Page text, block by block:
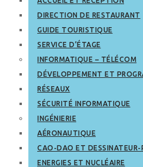
DIRECTION DE RESTAURANT
GUIDE TOURISTIQUE
SERVICE D’ÉTAGE
INFORMATIQUE – TÉLÉCOM
DÉVELOPPEMENT ET
RÉSEAUX
SÉCURITÉ INFORMATIQUE
INGÉNIERIE
AÉRONAUTIQUE
CAO-DAO ET DESSINATEUR-
ENERGIES ET NUCLÉAIRE